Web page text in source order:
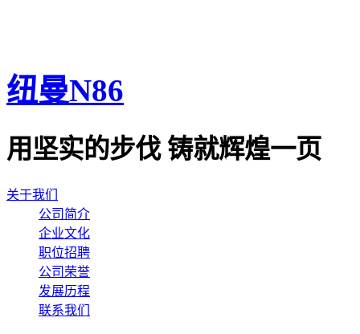
纽曼N86
用坚实的步伐 铸就辉煌一页
关于我们
公司简介
企业文化
职位招聘
公司荣誉
发展历程
联系我们